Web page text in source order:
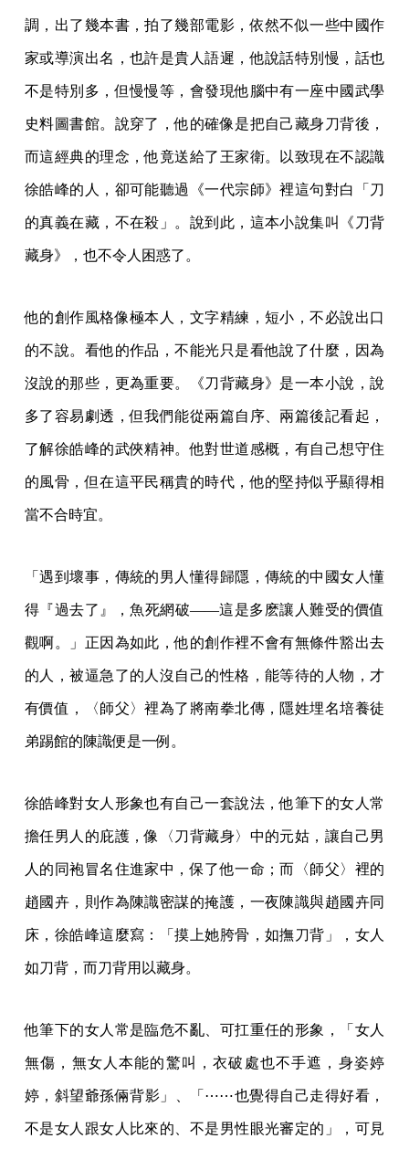
調，出了幾本書，拍了幾部電影，依然不似一些中國作
家或導演出名，也許是貴人語遲，他說話特別慢，話也
不是特別多，但慢慢等，會發現他腦中有一座中國武學
史料圖書館。說穿了，他的確像是把自己藏身刀背後，
而這經典的理念，他竟送給了王家衛。以致現在不認識
徐皓峰的人，卻可能聽過《一代宗師》裡這句對白「刀
的真義在藏，不在殺」。說到此，這本小說集叫《刀背
藏身》，也不令人困惑了。
他的創作風格像極本人，文字精練，短小，不必說出口
的不說。看他的作品，不能光只是看他說了什麼，因為
沒說的那些，更為重要。《刀背藏身》是一本小說，說
多了容易劇透，但我們能從兩篇自序、兩篇後記看起，
了解徐皓峰的武俠精神。他對世道感概，有自己想守住
的風骨，但在這平民稱貴的時代，他的堅持似乎顯得相
當不合時宜。
「遇到壞事，傳統的男人懂得歸隱，傳統的中國女人懂
得『過去了』，魚死網破——這是多麽讓人難受的價值
觀啊。」正因為如此，他的創作裡不會有無條件豁出去
的人，被逼急了的人沒自己的性格，能等待的人物，才
有價值，〈師父〉裡為了將南拳北傳，隱姓埋名培養徒
弟踢館的陳識便是一例。
徐皓峰對女人形象也有自己一套說法，他筆下的女人常
擔任男人的庇護，像〈刀背藏身〉中的元姑，讓自己男
人的同袍冒名住進家中，保了他一命；而〈師父〉裡的
趙國卉，則作為陳識密謀的掩護，一夜陳識與趙國卉同
床，徐皓峰這麼寫：「摸上她胯骨，如撫刀背」，女人
如刀背，而刀背用以藏身。
他筆下的女人常是臨危不亂、可扛重任的形象，「女人
無傷，無女人本能的驚叫，衣破處也不手遮，身姿婷
婷，斜望爺孫倆背影」、「⋯⋯也覺得自己走得好看，
不是女人跟女人比來的、不是男性眼光審定的」，可見